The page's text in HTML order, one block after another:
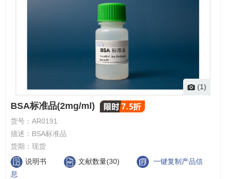
(1)
BSA标准品(2mg/ml)
货号： AR0191
描述： BSA标准品
货期： 现货
说明书
文献数量(30)
一键复制产品信
息